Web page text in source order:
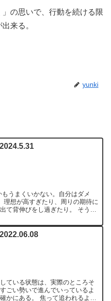
の思いで、行動を続ける限
来る。
yunki
うまくいかない。自分はダメ
理想が高すぎたり、周りの期待に
て背伸びをし過ぎたり。 そうい
ている状態は、実際のところそ
ごい勢いで進んでいっているよ
かにある。 焦って追われるよう